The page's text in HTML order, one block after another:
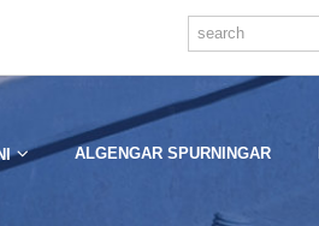
ALGENGAR SPURNINGAR